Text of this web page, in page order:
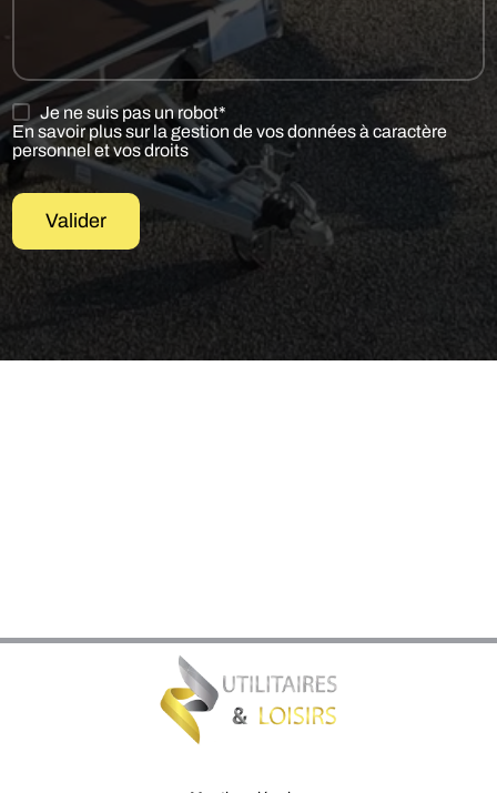
Je ne suis pas un robot*
En savoir plus sur la gestion de vos données à caractère
personnel et vos droits
Valider